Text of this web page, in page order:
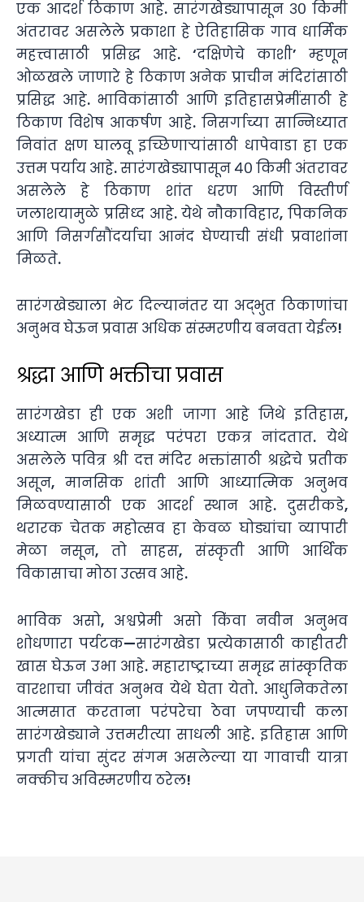
एक आदर्श ठिकाण आहे. सारंगखेड्यापासून ३० किमी
अंतरावर असलेले प्रकाशा हे ऐतिहासिक गाव धार्मिक
महत्त्वासाठी प्रसिद्ध आहे. ‘दक्षिणेचे काशी’ म्हणून
ओळखले जाणारे हे ठिकाण अनेक प्राचीन मंदिरांसाठी
प्रसिद्ध आहे. भाविकांसाठी आणि इतिहासप्रेमींसाठी हे
ठिकाण विशेष आकर्षण आहे. निसर्गाच्या सान्निध्यात
निवांत क्षण घालवू इच्छिणाऱ्यांसाठी धापेवाडा हा एक
उत्तम पर्याय आहे. सारंगखेड्यापासून ४० किमी अंतरावर
असलेले हे ठिकाण शांत धरण आणि विस्तीर्ण
जलाशयामुळे प्रसिध्द आहे. येथे नौकाविहार, पिकनिक
आणि निसर्गसौंदर्याचा आनंद घेण्याची संधी प्रवाशांना
मिळते.
सारंगखेड्याला भेट दिल्यानंतर या अद्भुत ठिकाणांचा
अनुभव घेऊन प्रवास अधिक संस्मरणीय बनवता येईल!
श्रद्धा आणि भक्तीचा प्रवास
सारंगखेडा ही एक अशी जागा आहे जिथे इतिहास,
अध्यात्म आणि समृद्ध परंपरा एकत्र नांदतात. येथे
असलेले पवित्र श्री दत्त मंदिर भक्तांसाठी श्रद्धेचे प्रतीक
असून, मानसिक शांती आणि आध्यात्मिक अनुभव
मिळवण्यासाठी एक आदर्श स्थान आहे. दुसरीकडे,
थरारक चेतक महोत्सव हा केवळ घोड्यांचा व्यापारी
मेळा नसून, तो साहस, संस्कृती आणि आर्थिक
विकासाचा मोठा उत्सव आहे.
भाविक असो, अश्वप्रेमी असो किंवा नवीन अनुभव
शोधणारा पर्यटक—सारंगखेडा प्रत्येकासाठी काहीतरी
खास घेऊन उभा आहे. महाराष्ट्राच्या समृद्ध सांस्कृतिक
वारशाचा जीवंत अनुभव येथे घेता येतो. आधुनिकतेला
आत्मसात करताना परंपरेचा ठेवा जपण्याची कला
सारंगखेड्याने उत्तमरीत्या साधली आहे. इतिहास आणि
प्रगती यांचा सुंदर संगम असलेल्या या गावाची यात्रा
नक्कीच अविस्मरणीय ठरेल!